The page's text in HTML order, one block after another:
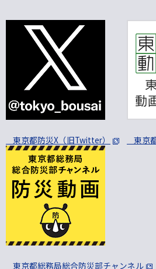
東京都防災X（旧Twitter） 東京
東京都総務局総合防災部チャンネル